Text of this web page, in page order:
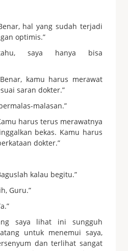
hal yang sudah terjadi
optimis.”
saya hanya bisa
kamu harus merawat
saran dokter.”
malasan.”
harus terus merawatnya
bekas. Kamu harus
dokter.”
kalau begitu.”
Guru.”
saya lihat ini sungguh
untuk menemui saya,
dan terlihat sangat